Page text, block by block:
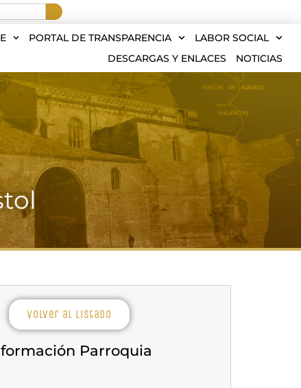
PORTAL DE TRANSPARENCIA
LABOR SOCIAL
DESCARGAS Y ENLACES
NOTICIAS
Volver al listado
Parroquia